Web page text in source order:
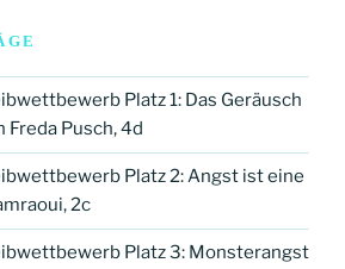
Platz 1: Das Geräusch
Freda Pusch, 4d
Platz 2: Angst ist eine
2c
Platz 3: Monsterangst